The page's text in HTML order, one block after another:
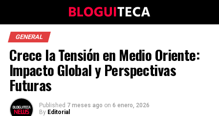
GENERAL
Crece la Tensión en Medio Oriente:
Impacto Global y Perspectivas
Futuras
Published 7 meses ago on 6 enero, 2026
By Editorial